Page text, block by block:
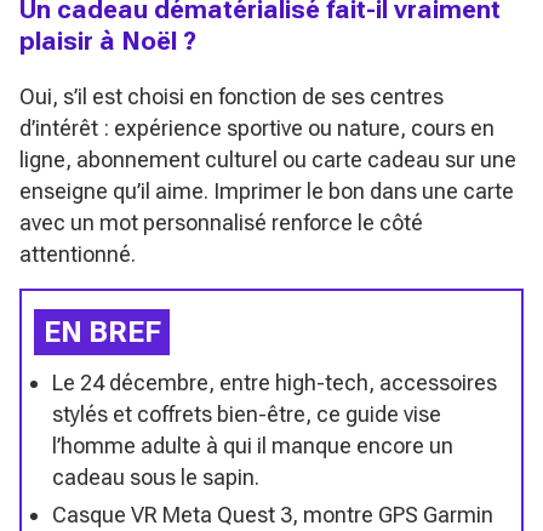
Un cadeau dématérialisé fait-il vraiment
plaisir à Noël ?
Oui, s’il est choisi en fonction de ses centres
d’intérêt : expérience sportive ou nature, cours en
ligne, abonnement culturel ou carte cadeau sur une
enseigne qu’il aime. Imprimer le bon dans une carte
avec un mot personnalisé renforce le côté
attentionné.
EN BREF
Le 24 décembre, entre high-tech, accessoires
stylés et coffrets bien-être, ce guide vise
l’homme adulte à qui il manque encore un
cadeau sous le sapin.
Casque VR Meta Quest 3, montre GPS Garmin